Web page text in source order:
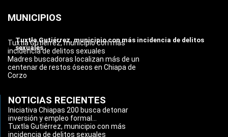
MUNICIPIOS
Tuxtla Gutiérrez, municipio con más incidencia de delitos
sexuales
Tuxtla Gutiérrez, municipio con más
incidencia de delitos sexuales
Madres buscadoras localizan más de un
centenar de restos óseos en Chiapa de
Corzo
NOTICIAS RECIENTES
Iniciativa Chiapas 200 busca detonar
inversión y empleo formal...
Tuxtla Gutiérrez, municipio con más
incidencia de delitos sexuales